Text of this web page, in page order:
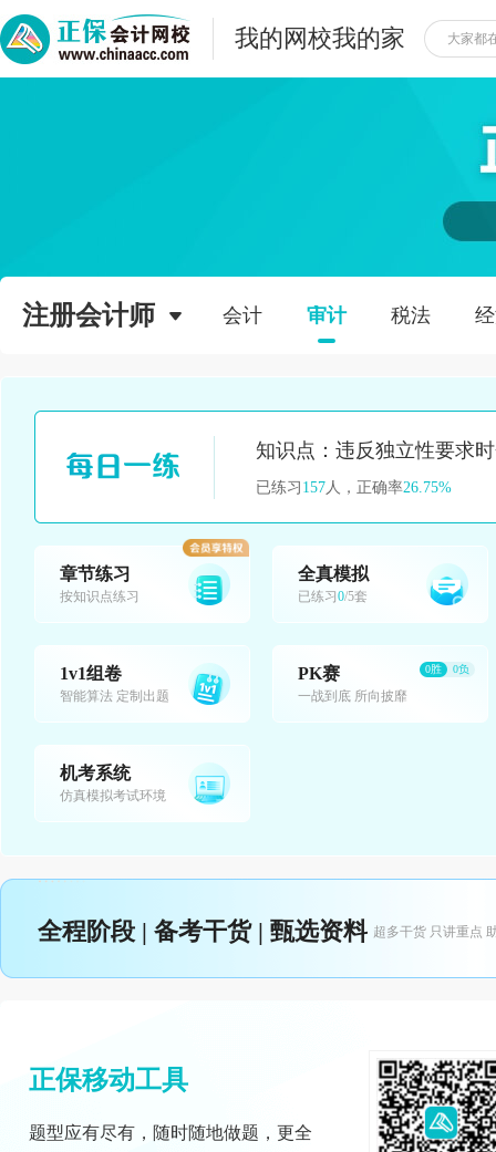
我的网校我的家
注册会计师 会计 审计 税法
已练习 157 人，正确率26.75%
章节练习
按知识点练习
全真模拟
已练习 0/5套
1v1组卷
智能算法 定制出题
PK赛
一战到底 所向披靡
0胜 0负
机考系统
仿真模拟考试环境
全程阶段 | 备考干货 | 甄选资料 超多干货 只讲重点
正保移动工具
题型应有尽有，随时随地做题，更全